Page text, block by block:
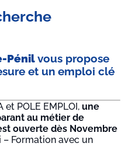
Pénilvous propose
et un emploi clé
et POLE EMPLOI, une
au métier de
ouverte dès Novembre
– Formation avec un